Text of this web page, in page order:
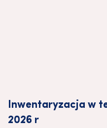
Inwentaryzacja w
2026 r